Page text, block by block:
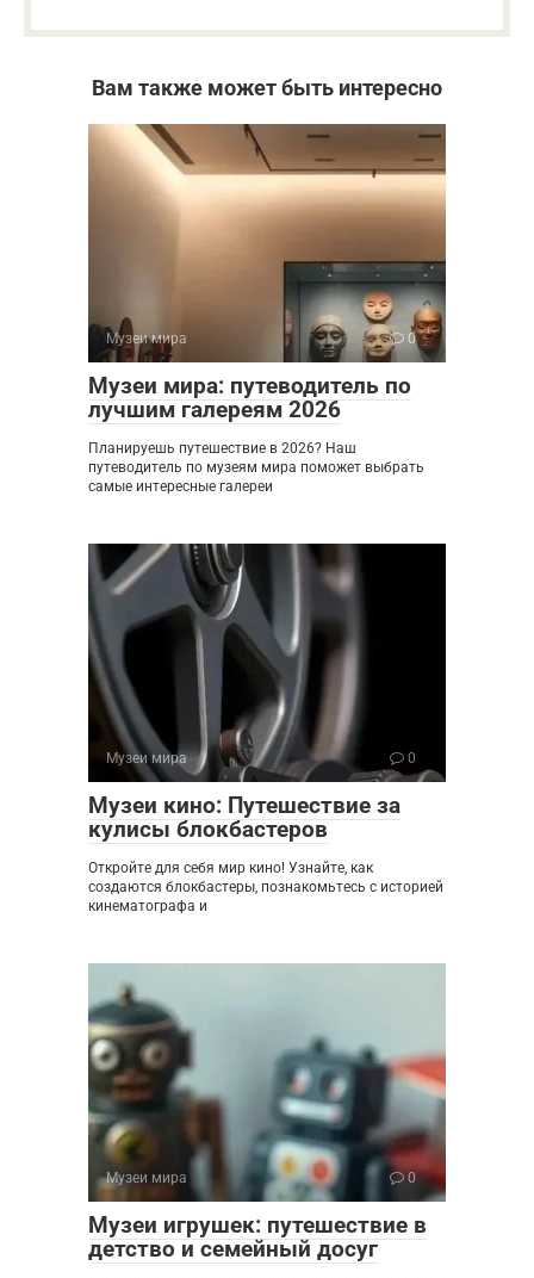
Вам также может быть интересно
Музеи мира 0
Музеи мира: путеводитель по
лучшим галереям 2026
Планируешь путешествие в 2026? Наш
путеводитель по музеям мира поможет выбрать
самые интересные галереи
Музеи мира 0
Музеи кино: Путешествие за
кулисы блокбастеров
Откройте для себя мир кино! Узнайте, как
создаются блокбастеры, познакомьтесь с историей
кинематографа и
Музеи мира 0
Музеи игрушек: путешествие в
детство и семейный досуг